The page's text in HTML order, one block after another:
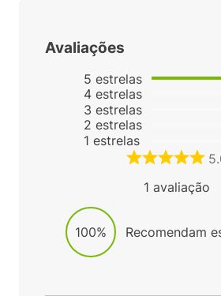
Avaliações
5 estrelas
4 estrelas
3 estrelas
2 estrelas
1 estrelas
1 avaliação
100% Recomendam